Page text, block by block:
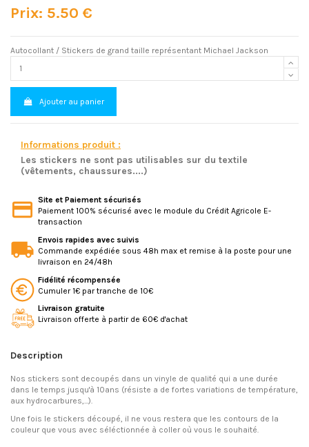
Prix: 5.50 €
Autocollant / Stickers de grand taille représentant Michael Jackson
Ajouter au panier
Informations produit :
Les stickers ne sont pas utilisables sur du textile
(vêtements, chaussures....)
Site et Paiement sécurisés
Paiement 100% sécurisé avec le module du Crédit Agricole E-
transaction
Envois rapides avec suivis
Commande expédiée sous 48h max et remise à la poste pour une
livraison en 24/48h
Fidélité récompensée
Cumuler 1€ par tranche de 10€
Livraison gratuite
Livraison offerte à partir de 60€ d'achat
Description
Nos stickers sont decoupés dans un vinyle de qualité qui a une durée
dans le temps jusqu'à 10ans (résiste a de fortes variations de température,
aux hydrocarbures,...).
Une fois le stickers découpé, il ne vous restera que les contours de la
couleur que vous avec séléctionnée à coller où vous le souhaité.